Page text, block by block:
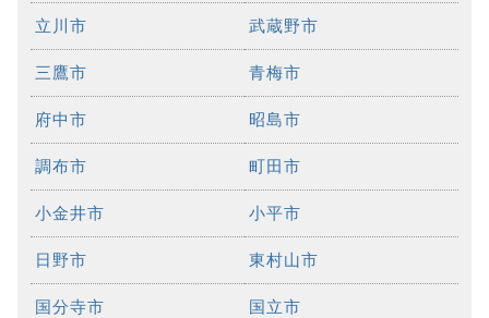
立川市 武蔵野市
三鷹市 青梅市
府中市 昭島市
調布市 町田市
小金井市 小平市
日野市 東村山市
国分寺市 国立市